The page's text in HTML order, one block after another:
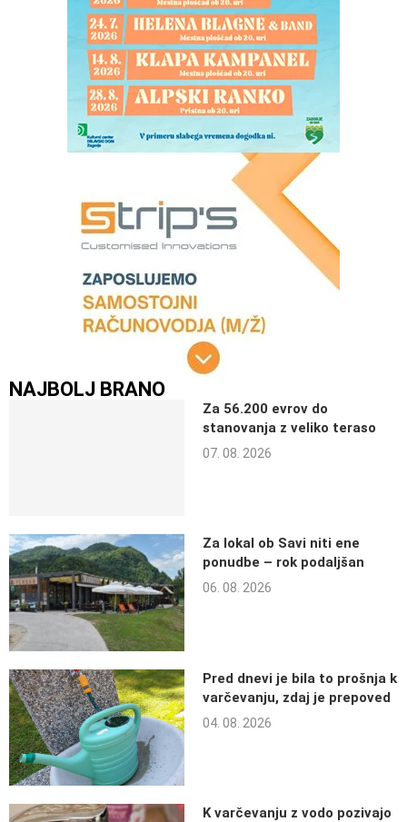
NAJBOLJ BRANO
Za 56.200 evrov do
stanovanja z veliko teraso
07. 08. 2026
Za lokal ob Savi niti ene
ponudbe – rok podaljšan
06. 08. 2026
Pred dnevi je bila to prošnja k
varčevanju, zdaj je prepoved
04. 08. 2026
K varčevanju z vodo pozivajo